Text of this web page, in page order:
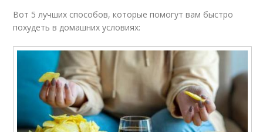
Вот 5 лучших способов, которые помогут вам быстро
похудеть в домашних условиях: